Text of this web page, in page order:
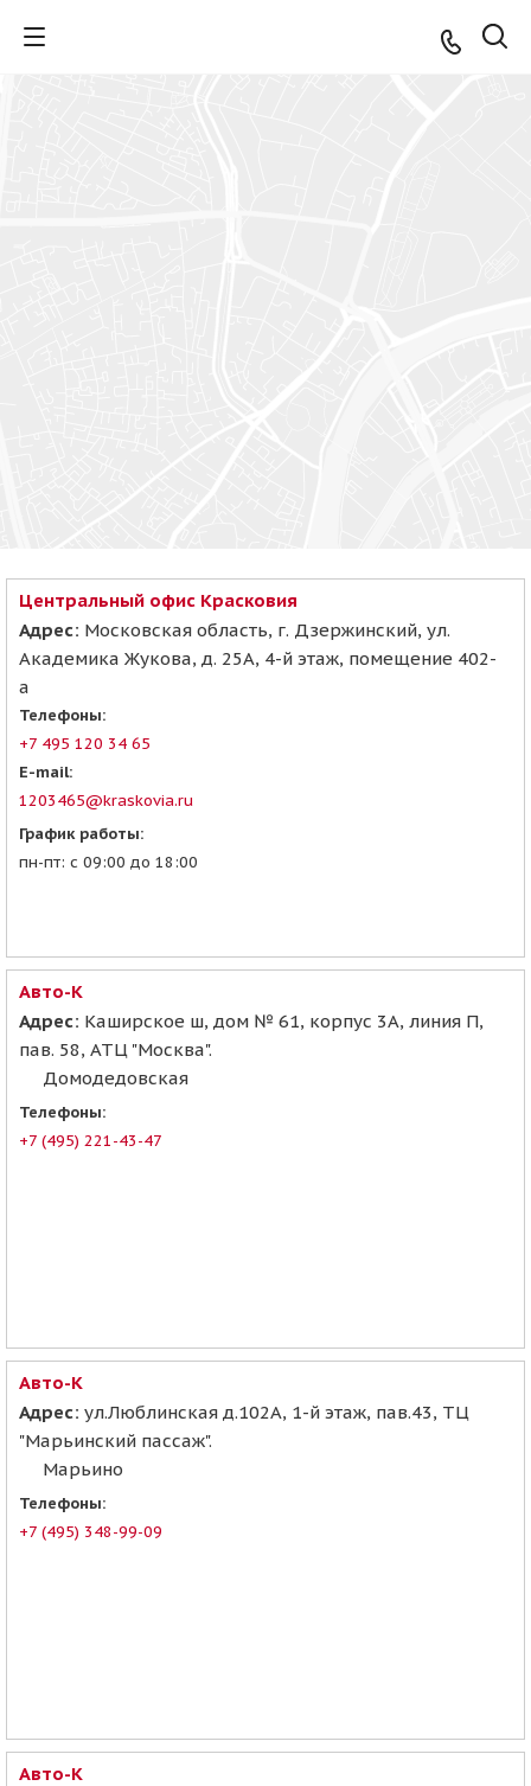
Центральный офис Красковия
Адрес: Московская область, г. Дзержинский, ул.
Академика Жукова, д. 25А, 4-й этаж, помещение 402-
а
Телефоны:
+7 495 120 34 65
E-mail:
1203465@kraskovia.ru
График работы:
пн-пт: с 09:00 до 18:00
Авто-К
Адрес: Каширское ш, дом № 61, корпус 3А, линия П,
пав. 58, АТЦ "Москва".
Домодедовская
Телефоны:
+7 (495) 221-43-47
Авто-К
Адрес: ул.Люблинская д.102А, 1-й этаж, пав.43, ТЦ
"Марьинский пассаж".
Марьино
Телефоны:
+7 (495) 348-99-09
Авто-К